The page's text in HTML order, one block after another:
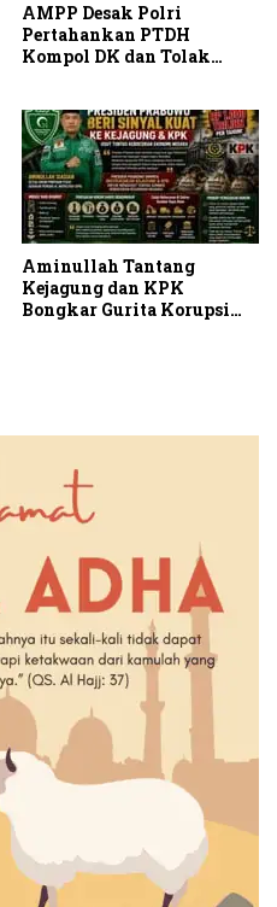
AMPP Desak Polri
Pertahankan PTDH
Kompol DK dan Tolak
Aminullah Tantang
Kejagung dan KPK
Bongkar Gurita Korupsi